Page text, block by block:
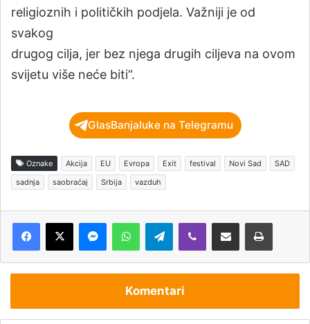
religioznih i političkih podjela. Važniji je od
svakog
drugog cilja, jer bez njega drugih ciljeva na ovom
svijetu više neće biti“.
GlasBanjaluke na Telegramu
Oznake Akcija EU Evropa Exit festival Novi Sad
SAD
sadnja
saobraćaj Srbija vazduh
Telegram
Komentari